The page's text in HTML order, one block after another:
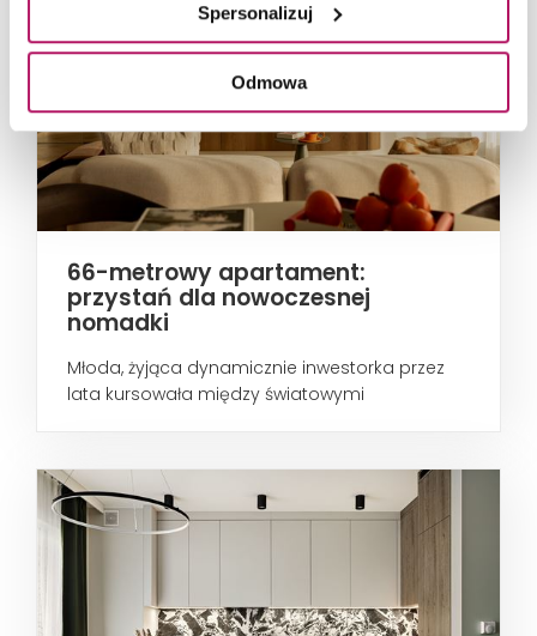
Spersonalizuj
Odmowa
66-metrowy apartament:
przystań dla nowoczesnej
nomadki
Młoda, żyjąca dynamicznie inwestorka przez
lata kursowała między światowymi